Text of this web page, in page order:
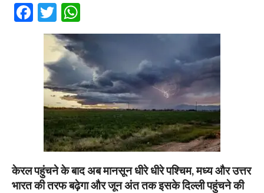
Facebook
Twitter
WhatsApp
केरल पहुंचने के बाद अब मानसून धीरे धीरे पश्चिम, मध्य और उत्तर
भारत की तरफ बढ़ेगा और जून अंत तक इसके दिल्ली पहुंचने की